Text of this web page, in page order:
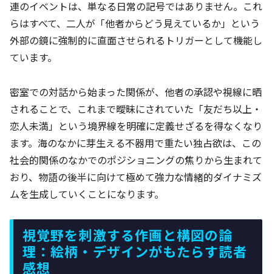
連のイベントは、単なる日常の記号ではありません。これ
らはすべて、二人が「他者からどう見えているか」という
外部の鏡に強制的に直面させられるトリガーとして機能し
ています。
密室での対話から始まった関係が、他者の承認や視線に晒
されることで、これまで曖昧にされていた「友だち以上・
恋人未満」という境界線を明確に定義せざるを得なくなり
ます。海のなかに芽生える不器用で重たい独占欲は、この
社会的関係のなかでのポジショニングの焦りから生まれて
おり、物語の後半に向けて極めて強力な情緒的ダイナミズ
ムを生成していくことになります。
視覚野を刺激する作画と構図の論
理：絵柄・デザインがもたらす読者
感想